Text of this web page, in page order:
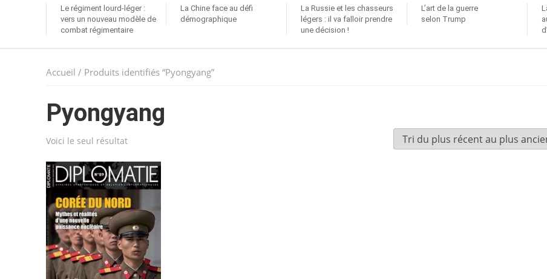
Le régiment lourd-léger :
vers un nouveau modèle de
combat régimentaire
La Chine face au défi
démographique
La Russie et les chasseurs
légers : il va falloir prendre
une décision !
L’art de la guerre
selon Trump
Accueil / Produits identifiés “Pyongyang”
Pyongyang
Voici le seul résultat